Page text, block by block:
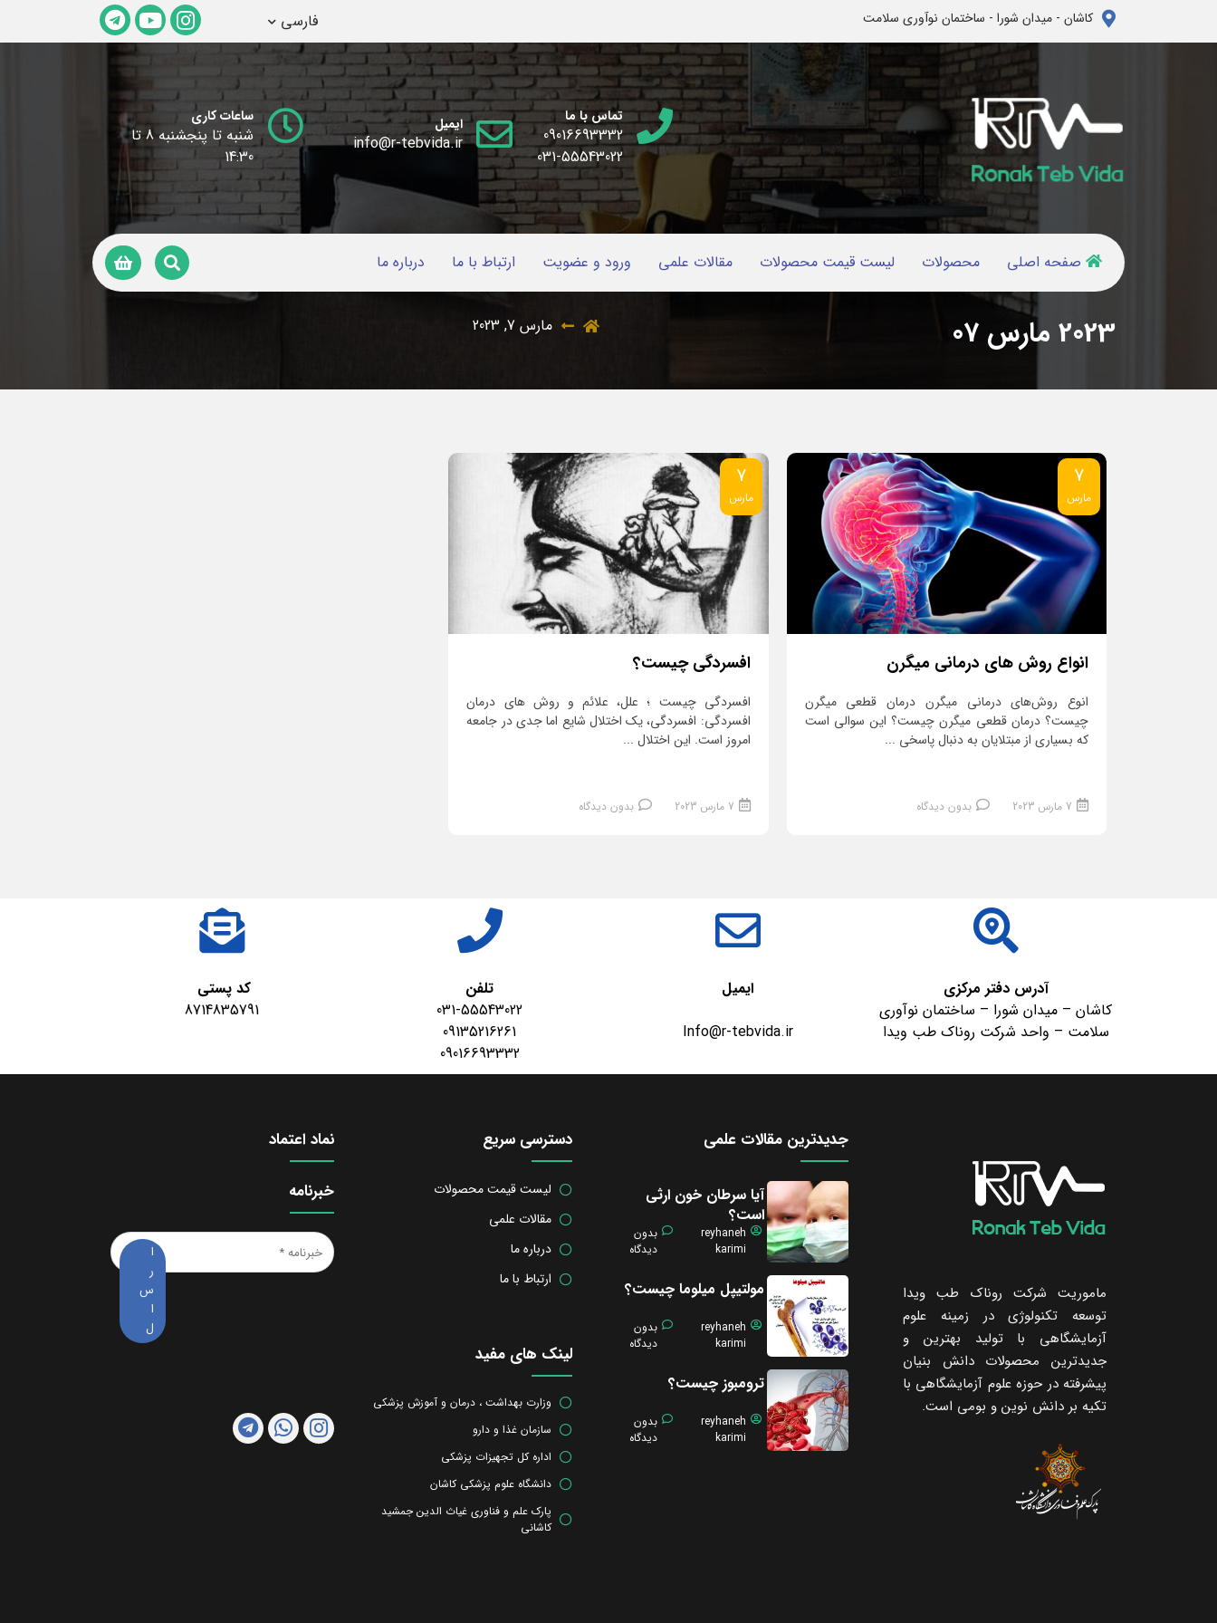
کاشان - میدان شورا - ساختمان نوآوری سلامت فارسی
تماس با ما
09016693332
031-55543022
ایمیل
info@r-tebvida.ir
ساعات کاری
شنبه تا پنجشنبه 8 تا
14:30
صفحه اصلی محصولات لیست قیمت محصولات مقالات علمی ورود و عضویت ارتباط با ما درباره ما
2023 مارس 07 مارس 7, 2023
7
مارس
انواع روش های درمانی میگرن
انوع روش‌های درمانی میگرن درمان قطعی میگرن
چیست؟ درمان قطعی میگرن چیست؟ این سوالی است
که بسیاری از مبتلایان به دنبال پاسخی ...
7 مارس 2023 بدون دیدگاه
7
مارس
افسردگی چیست؟
افسردگی چیست ؛ علل، علائم و روش های درمان
افسردگی: افسردگی، یک اختلال شایع اما جدی در جامعه
امروز است. این اختلال ...
7 مارس 2023 بدون دیدگاه
ادامه مطلب
آدرس دفتر مرکزی
کاشان – میدان شورا – ساختمان نوآوری
سلامت – واحد شرکت روناک طب ویدا
ایمیل
Info@r-tebvida.ir
تلفن
031-55543022
09135216261
09016693332
کد پستی
8714835791
ماموریت شرکت روناک طب ویدا
توسعه تکنولوژی در زمینه علوم
آزمایشگاهی با تولید بهترین و
جدیدترین محصولات دانش بنیان
پیشرفته در حوزه علوم آزمایشگاهی با
تکیه ‌بر دانش نوین و بومی است.
جدیدترین مقالات علمی
آیا سرطان خون ارثی
است؟
reyhaneh
karimi
بدون
دیدگاه
مولتیپل میلوما چیست؟
reyhaneh
karimi
بدون
دیدگاه
ترومبوز چیست؟
reyhaneh
karimi
بدون
دیدگاه
دسترسی سریع
لیست قیمت محصولات
مقالات علمی
درباره ما
ارتباط با ما
لینک های مفید
وزارت بهداشت ، درمان و آموزش پزشکی
سازمان غذا و دارو
اداره کل تجهیزات پزشکی
دانشگاه علوم پزشکی کاشان
پارک علم و فناوری غیاث الدین جمشید
کاشانی
نماد اعتماد
خبرنامه
خبرنامه
*